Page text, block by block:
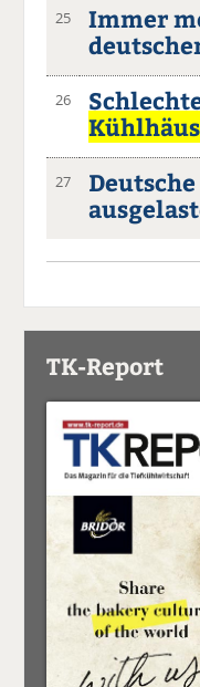
25
Immer
26
27
TK-Report